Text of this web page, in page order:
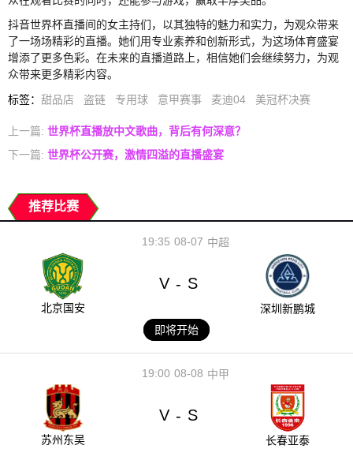
抖音世界杯直播间的女主持们，以其独特的魅力和实力，为观众带来
了一场场精彩的直播。她们用专业素养和创新形式，为这场体育盛宴
增添了更多色彩。在未来的直播道路上，相信她们会继续努力，为观
众带来更多精彩内容。
标签： 甜品店 盗链 专用球 意甲赛事 麦迪04 美冠杯决赛
上一篇: 世界杯直播放中文歌曲，背后有何深意？
下一篇: 世界杯公开赛，激情四溢的直播盛宴
推荐比赛
08-07
19:35 中超
北京国安
V - S
深圳新鹏城
即将开始
08-08
19:00 中甲
苏州东吴
V - S
长春亚泰